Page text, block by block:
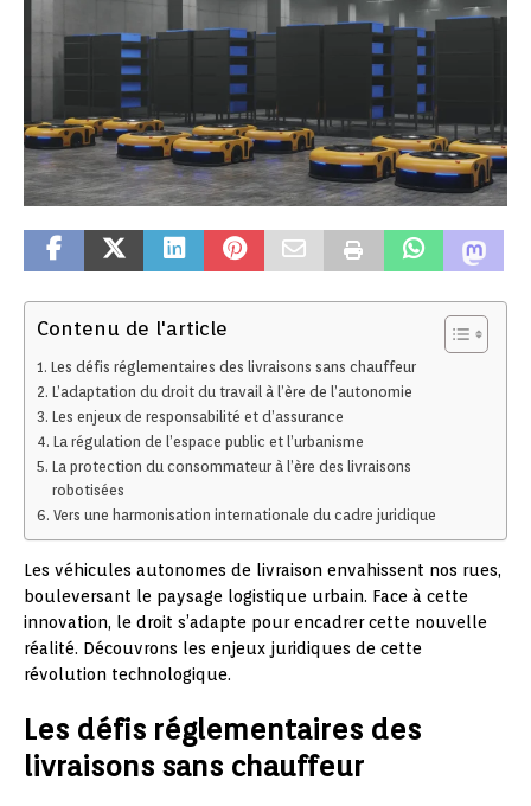
Contenu de l'article
Les défis réglementaires des livraisons sans chauffeur
L’adaptation du droit du travail à l’ère de l’autonomie
Les enjeux de responsabilité et d’assurance
La régulation de l’espace public et l’urbanisme
La protection du consommateur à l’ère des livraisons
robotisées
Vers une harmonisation internationale du cadre juridique
Les véhicules autonomes de livraison envahissent nos rues,
bouleversant le paysage logistique urbain. Face à cette
innovation, le droit s’adapte pour encadrer cette nouvelle
réalité. Découvrons les enjeux juridiques de cette
révolution technologique.
Les défis réglementaires des
livraisons sans chauffeur